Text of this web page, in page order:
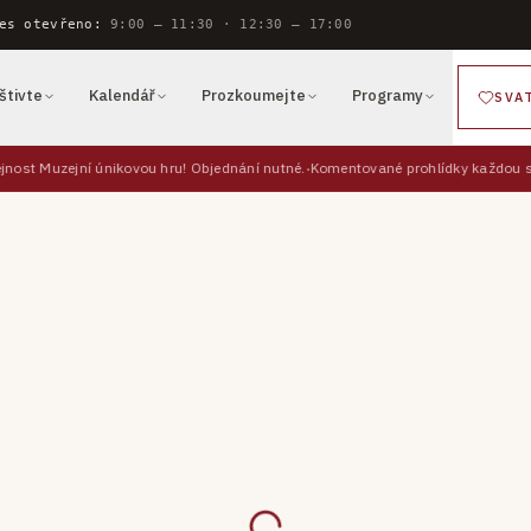
otevřeno: 9:00 — 11:30 · 12:30 — 17:00
Kalendář Prozkoumejte Programy
Muzejní únikovou hru! Objednání nutné. Komentované prohlídky každou